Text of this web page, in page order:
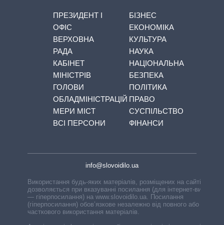
ПРЕЗИДЕНТ І
ОФІС
ВЕРХОВНА
РАДА
КАБІНЕТ
МІНІСТРІВ
ГОЛОВИ
ОБЛАДМІНІСТРАЦІЙ
МЕРИ МІСТ
ВСІ ПЕРСОНИ
БІЗНЕС
ЕКОНОМІКА
КУЛЬТУРА
НАУКА
НАЦІОНАЛЬНА
БЕЗПЕКА
ПОЛІТИКА
ПРАВО
СУСПІЛЬСТВО
ФІНАНСИ
info@slovoidilo.ua
Використання будь-яких матеріалів, розміщених на сайті,
дозволяється при вказуванні посилання (для інтернет-видань
— гіперпосилання) на www.slovoidilo.ua. Посилання
(гіперпосилання) обов’язкове незалежно від повного або
часткового використання матеріалів.